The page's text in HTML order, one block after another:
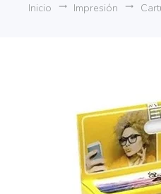
Inicio trending_flat Impresión trending_flat